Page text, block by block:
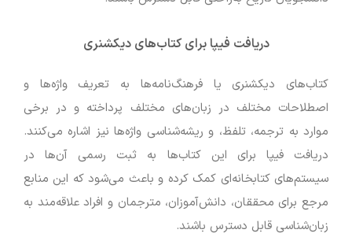
دریافت فیپا برای کتاب‌های دیکشنری
کتاب‌های دیکشنری یا فرهنگ‌نامه‌ها به تعریف واژه‌ها و
اصطلاحات مختلف در زبان‌های مختلف پرداخته و در برخی
موارد به ترجمه، تلفظ، و ریشه‌شناسی واژه‌ها نیز اشاره می‌کنند.
دریافت فیپا برای این کتاب‌ها به ثبت رسمی آن‌ها در
سیستم‌های کتابخانه‌ای کمک کرده و باعث می‌شود که این منابع
مرجع برای محققان، دانش‌آموزان، مترجمان و افراد علاقه‌مند به
زبان‌شناسی قابل دسترس باشند.